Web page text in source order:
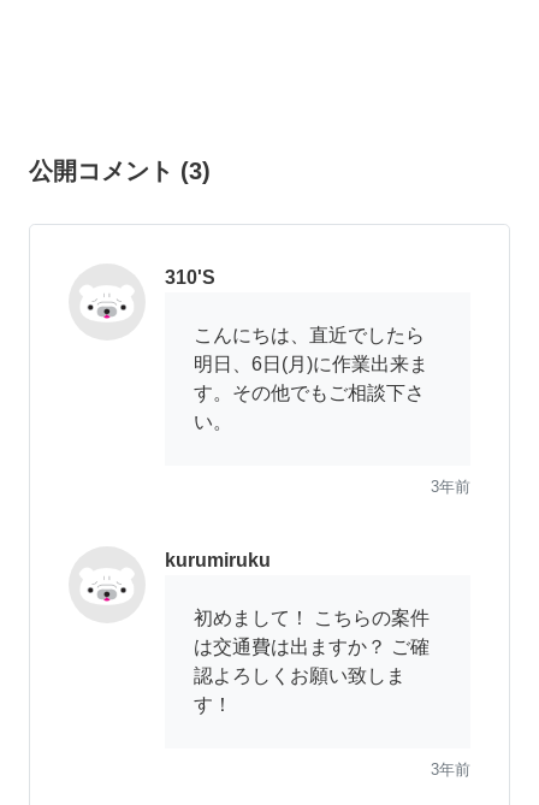
公開コメント (3)
310'S
こんにちは、直近でしたら
明日、6日(月)に作業出来ま
す。その他でもご相談下さ
い。
3年前
kurumiruku
初めまして！ こちらの案件
は交通費は出ますか？ ご確
認よろしくお願い致しま
す！
3年前